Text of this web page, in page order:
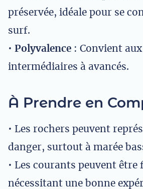
préservée, idéale pour se
surf.
• Polyvalence : Convient
intermédiaires à avancés.
À Prendre en
• Les rochers peuvent
danger, surtout à marée
• Les courants peuvent être
nécessitant une bonne